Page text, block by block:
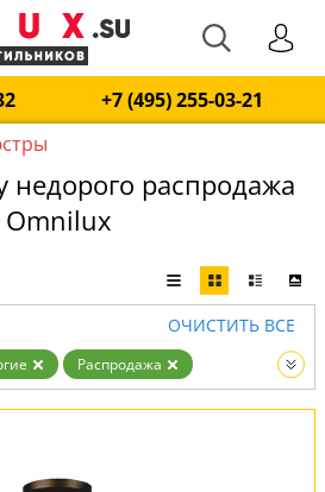
+7 (495) 255-03-21
недорого распродажа
Omnilux
ОЧИСТИТЬ ВСЕ
Распродажа